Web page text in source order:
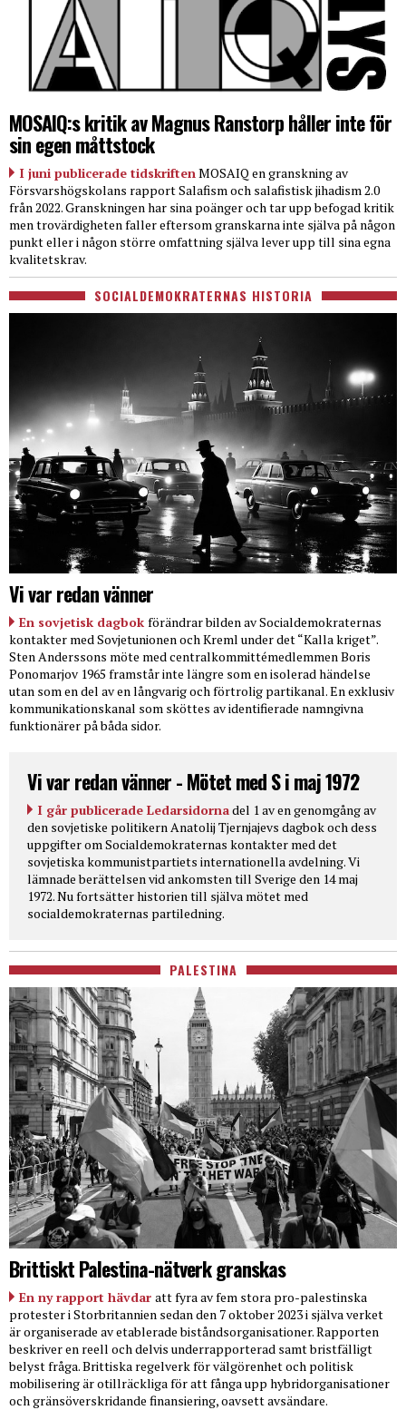
MOSAIQ:s kritik av Magnus Ranstorp håller inte för
sin egen måttstock
I juni publicerade tidskriften MOSAIQ en granskning av
Försvarshögskolans rapport Salafism och salafistisk jihadism 2.0
från 2022. Granskningen har sina poänger och tar upp befogad kritik
men trovärdigheten faller eftersom granskarna inte själva på någon
punkt eller i någon större omfattning själva lever upp till sina egna
kvalitetskrav.
SOCIALDEMOKRATERNAS HISTORIA
Vi var redan vänner
En sovjetisk dagbok förändrar bilden av Socialdemokraternas
kontakter med Sovjetunionen och Kreml under det “Kalla kriget”.
Sten Anderssons möte med centralkommittémedlemmen Boris
Ponomarjov 1965 framstår inte längre som en isolerad händelse
utan som en del av en långvarig och förtrolig partikanal. En exklusiv
kommunikationskanal som sköttes av identifierade namngivna
funktionärer på båda sidor.
Vi var redan vänner - Mötet med S i maj 1972
I går publicerade Ledarsidornadel 1 av en genomgång av
den sovjetiske politikern Anatolij Tjernjajevs dagbok och dess
uppgifter om Socialdemokraternas kontakter med det
sovjetiska kommunistpartiets internationella avdelning. Vi
lämnade berättelsen vid ankomsten till Sverige den 14 maj
1972. Nu fortsätter historien till själva mötet med
socialdemokraternas partiledning.
PALESTINA
Brittiskt Palestina-nätverk granskas
En ny rapport hävdar att fyra av fem stora pro-palestinska
protester i Storbritannien sedan den 7 oktober 2023 i själva verket
är organiserade av etablerade biståndsorganisationer. Rapporten
beskriver en reell och delvis underrapporterad samt bristfälligt
belyst fråga. Brittiska regelverk för välgörenhet och politisk
mobilisering är otillräckliga för att fånga upp hybridorganisationer
och gränsöverskridande finansiering, oavsett avsändare.